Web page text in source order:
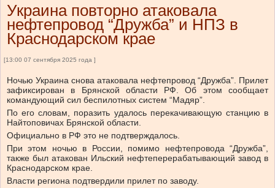
Украина повторно атаковала
нефтепровод “Дружба” и НПЗ в
Краснодарском крае
[13:00 07 сентября 2025 года ]
Ночью Украина снова атаковала нефтепровод “Дружба”. Прилет
зафиксирован в Брянской области РФ. Об этом сообщает
командующий сил беспилотных систем “Мадяр”.
По его словам, поразить удалось перекачивающую станцию в
Найтоповичах Брянской области.
Официально в РФ это не подтверждалось.
При этом ночью в России, помимо нефтепровода “Дружба”,
также был атакован Ильский нефтеперерабатывающий завод в
Краснодарском крае.
Власти региона подтвердили прилет по заводу.